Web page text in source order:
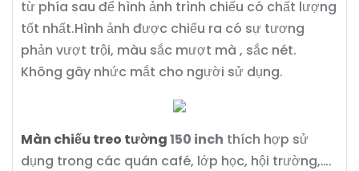
từ phía sau để hình ảnh trình chiếu có chất lượng
tốt nhất.Hình ảnh được chiếu ra có sự tương
phản vượt trội, màu sắc mượt mà , sắc nét.
Không gây nhức mắt cho người sử dụng.
Màn chiếu treo tường150 inch thích hợp sử
dụng trong các quán café, lớp học, hội trường,….